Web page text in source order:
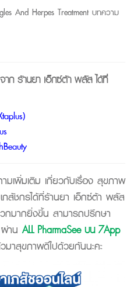
And Herpes Treatment บทความ
ากร้านยา เอ็กซ์ต้า พลัสได้ที่
)
เพิ่มเติม เกี่ยวกับเรื่อง สุขภาพ
ภสัชกรได้ที่ร้านยา เอ็กซ์ต้า พลัส
กมากยิ่งขึ้น สามารถปรึกษา
าน ALL PharmaSee บน 7App
าสุขภาพดีไปด้วยกันนะคะ